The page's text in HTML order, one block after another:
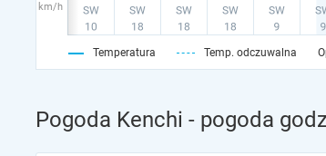
km/h
Temperatura Temp. odczuwalna
Pogoda Kenchi - pogoda